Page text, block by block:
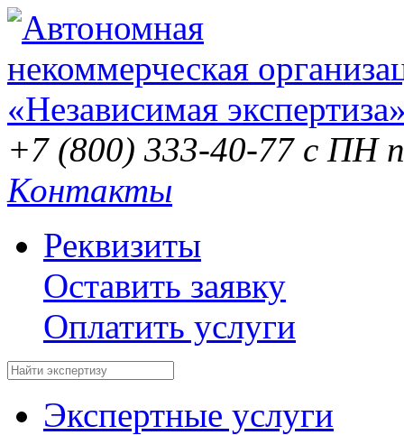
+7 (800) 333-40-77 с ПН
Контакты
Реквизиты
Оставить заявку
Оплатить услуги
Экспертные услуги